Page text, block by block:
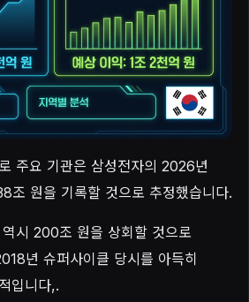
주요 기관은 삼성전자의 2026년
조 원을 기록할 것으로 추정했습니다.
시 200조 원을 상회할 것으로
년 슈퍼사이클 당시를 아득히
입니다,.